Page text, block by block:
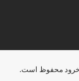
محفوظ است.